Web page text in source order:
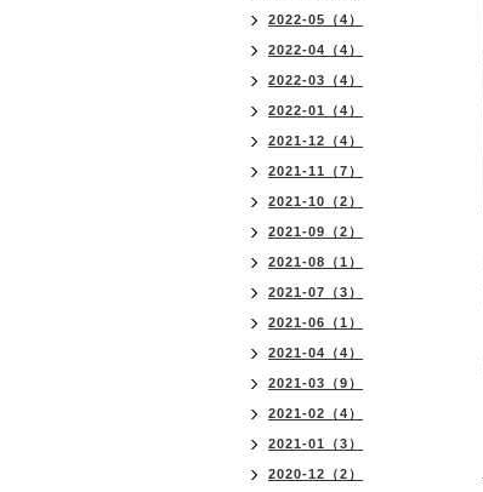
2022-05（4）
2022-04（4）
2022-03（4）
2022-01（4）
2021-12（4）
2021-11（7）
2021-10（2）
2021-09（2）
2021-08（1）
2021-07（3）
2021-06（1）
2021-04（4）
2021-03（9）
2021-02（4）
2021-01（3）
2020-12（2）